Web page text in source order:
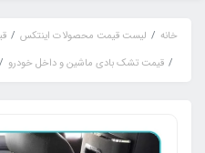
خانه لیست قیمت محصولات اینتکس
قیمت تشک بادی ماشین و داخل خودرو